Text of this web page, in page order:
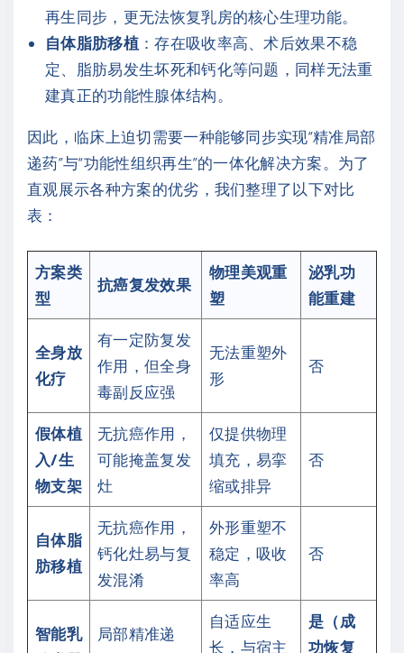
再生同步，更无法恢复乳房的核心生理功能。
自体脂肪移植：存在吸收率高、术后效果不稳
定、脂肪易发生坏死和钙化等问题，同样无法重
建真正的功能性腺体结构。
因此，临床上迫切需要一种能够同步实现“精准局部
递药”与“功能性组织再生”的一体化解决方案。为了
直观展示各种方案的优劣，我们整理了以下对比
表：
方案类
型
抗癌复发效果
物理美观重
塑
泌乳功
能重建
全身放
化疗
有一定防复发
作用，但全身
毒副反应强
无法重塑外
形
否
假体植
入/生
物支架
无抗癌作用，
可能掩盖复发
灶
仅提供物理
填充，易挛
缩或排异
否
自体脂
肪移植
无抗癌作用，
钙化灶易与复
发混淆
外形重塑不
稳定，吸收
率高
否
智能乳
局部精准递
自适应生
长，与宿主
是（成
功恢复